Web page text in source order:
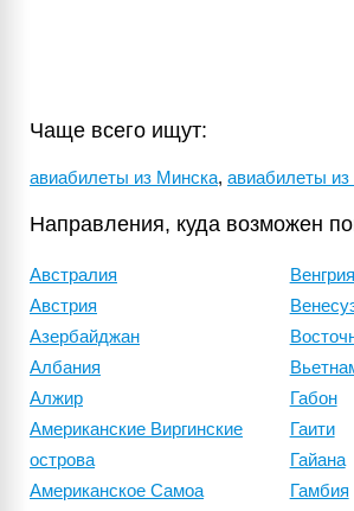
Чаще всего ищут:
авиабилеты из Минска, авиабилеты
Направления, куда возможен
Австралия
Австрия
Азербайджан
Албания
Алжир
Американские Виргинские
острова
Американское Самоа
Венгрия
Габон
Гаити
Гайана
Гамбия